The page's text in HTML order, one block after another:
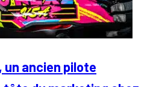
un ancien pilote